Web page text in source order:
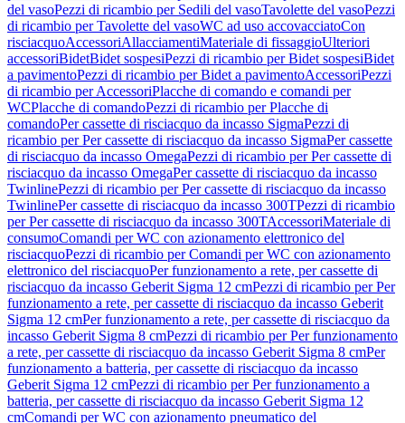
del vasoPezzi di ricambio per Sedili del vasoTavolette del vasoPezzi
di ricambio per Tavolette del vasoWC ad uso accovacciatoCon
risciacquoAccessoriAllacciamentiMateriale di fissaggioUlteriori
accessoriBidetBidet sospesiPezzi di ricambio per Bidet sospesiBidet
a pavimentoPezzi di ricambio per Bidet a pavimentoAccessoriPezzi
di ricambio per AccessoriPlacche di comando e comandi per
WCPlacche di comandoPezzi di ricambio per Placche di
comandoPer cassette di risciacquo da incasso SigmaPezzi di
ricambio per Per cassette di risciacquo da incasso SigmaPer cassette
di risciacquo da incasso OmegaPezzi di ricambio per Per cassette di
risciacquo da incasso OmegaPer cassette di risciacquo da incasso
TwinlinePezzi di ricambio per Per cassette di risciacquo da incasso
TwinlinePer cassette di risciacquo da incasso 300TPezzi di ricambio
per Per cassette di risciacquo da incasso 300TAccessoriMateriale di
consumoComandi per WC con azionamento elettronico del
risciacquoPezzi di ricambio per Comandi per WC con azionamento
elettronico del risciacquoPer funzionamento a rete, per cassette di
risciacquo da incasso Geberit Sigma 12 cmPezzi di ricambio per Per
funzionamento a rete, per cassette di risciacquo da incasso Geberit
Sigma 12 cmPer funzionamento a rete, per cassette di risciacquo da
incasso Geberit Sigma 8 cmPezzi di ricambio per Per funzionamento
a rete, per cassette di risciacquo da incasso Geberit Sigma 8 cmPer
funzionamento a batteria, per cassette di risciacquo da incasso
Geberit Sigma 12 cmPezzi di ricambio per Per funzionamento a
batteria, per cassette di risciacquo da incasso Geberit Sigma 12
cmComandi per WC con azionamento pneumatico del